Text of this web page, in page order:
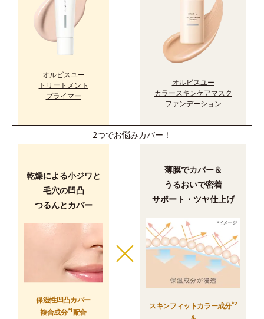
オルビスユー
トリートメント
プライマー
オルビスユー
カラースキンケアマスク
ファンデーション
2つでお悩みカバー！
乾燥による小ジワと
毛穴の凹凸
つるんとカバー
保湿性凹凸カバー
複合成分*1配合
薄膜でカバー＆
うるおいで密着
サポート・ツヤ仕上げ
スキンフィットカラー成分*2